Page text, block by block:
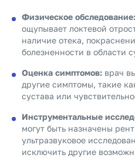
Физическое обследование:
ощупывает локтевой
наличие отека,
болезненности в области
Оценка симптомов: врач
другие симптомы, такие
сустава или
Инструментальные
могут быть назначены
ультразвуковое
исключить другие